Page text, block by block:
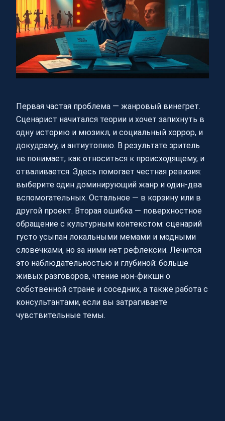
Первая частая проблема — жанровый винегрет.
Сценарист начитался теории и хочет запихнуть в
одну историю и мюзикл, и социальный хоррор, и
докудраму, и антиутопию. В результате зритель
не понимает, как относиться к происходящему, и
отваливается. Здесь помогает честная ревизия:
выберите один доминирующий жанр и один-два
вспомогательных. Остальное — в корзину или в
другой проект. Вторая ошибка — поверхностное
обращение с культурным контекстом: сценарий
густо усыпан локальными мемами и модными
словечками, но за ними нет рефлексии. Лечится
это наблюдательностью и глубиной: больше
живых разговоров, чтение нон-фикшн о
собственной стране и соседних, а также работа с
консультантами, если вы затрагиваете
чувствительные темы.